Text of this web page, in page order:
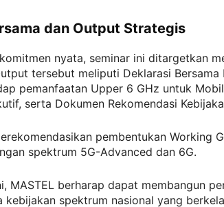
dan Output Strategis
nyata, seminar ini ditargetkan
tersebut meliputi Deklarasi Bersama
pemanfaatan Upper 6 GHz untuk
serta Dokumen Rekomendasi
pembentukan Working
spektrum 5G-Advanced dan 6G.
MASTEL berharap dapat membangun
kebijakan spektrum nasional yang